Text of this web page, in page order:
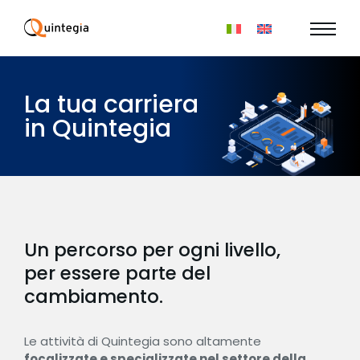
La tua carriera
in Quintegia
Un percorso per ogni livello,
per essere parte del
cambiamento.
Le attività di Quintegia sono altamente